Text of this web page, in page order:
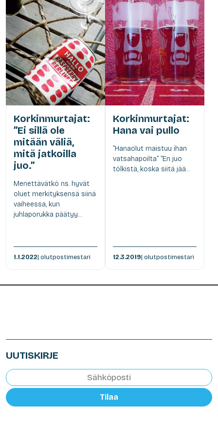
Korkinmurtajat:
”Ei sillä ole
mitään väliä,
mitä jatkoilla
juo.”
Menettävätkö ns. hyvät
oluet merkityksensä siinä
vaiheessa, kun
juhlaporukka päätyy...
1.1.2022| olutpostimestari
Korkinmurtajat:
Hana vai pullo
”Hanaolut maistuu ihan
vatsahapoilta” ”En juo
tölkistä, koska siitä jää...
12.3.2019| olutpostimestari
UUTISKIRJE
Tilaa